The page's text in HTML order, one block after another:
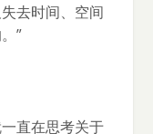
去时间、空间
”
直在思考关于